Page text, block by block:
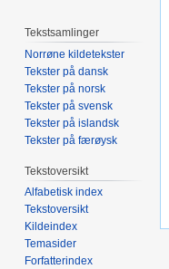
Tekstsamlinger
Norrøne kildetekster
Tekster på dansk
Tekster på norsk
Tekster på svensk
Tekster på islandsk
Tekster på færøysk
Tekstoversikt
Alfabetisk index
Tekstoversikt
Kildeindex
Temasider
Forfatterindex